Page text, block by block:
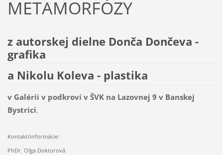
METAMORFÓZY
z autorskej dielne Donča Dončeva -
grafika
a Nikolu Koleva - plastika
v Galérii v podkroví v ŠVK na Lazovnej 9 v Banskej
Bystrici.
Kontakt/informácie:
PhDr. Oľga Doktorová